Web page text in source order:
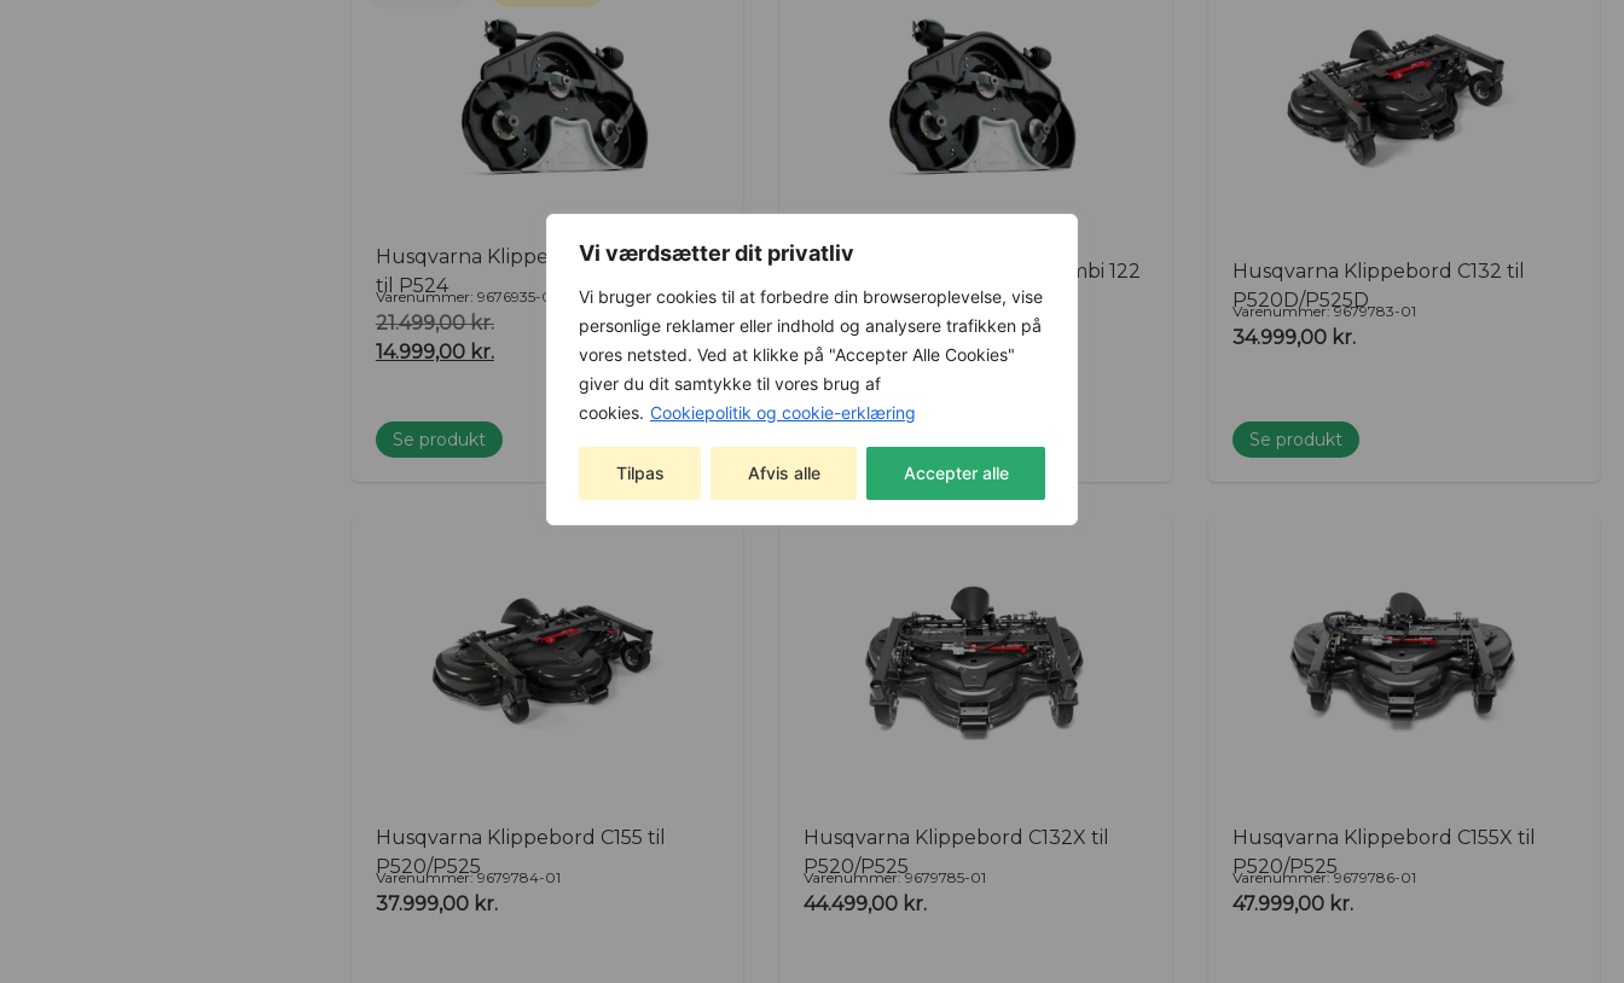
Vi værdsætter dit privatliv
Vi bruger cookies til at forbedre din browseroplevelse, vise
personlige reklamer eller indhold og analysere trafikken på
vores netsted. Ved at klikke på "Accepter Alle Cookies"
giver du dit samtykke til vores brug af
cookies. Cookiepolitik og cookie-erklæring
Tilpas Afvis alle Accepter alle
Husqvarna Klippebord – Combi 112
til P524
Varenummer: 9676935-01
21.499,00kr.
14.999,00 kr.
Se produkt
Husqvarna Klippebord – Combi 122
til P524
Varenummer: 9672937-01
19.999,00kr.
Husqvarna Klippebord C132 til
P520D/P525D
Varenummer: 9679783-01
34.999,00 kr.
Se produkt
Husqvarna Klippebord C155 til
P520/P525
Varenummer: 9679784-01
37.999,00 kr.
Husqvarna Klippebord C132X til
P520/P525
Varenummer: 9679785-01
44.499,00 kr.
Husqvarna Klippebord C155X til
P520/P525
Varenummer: 9679786-01
47.999,00 kr.